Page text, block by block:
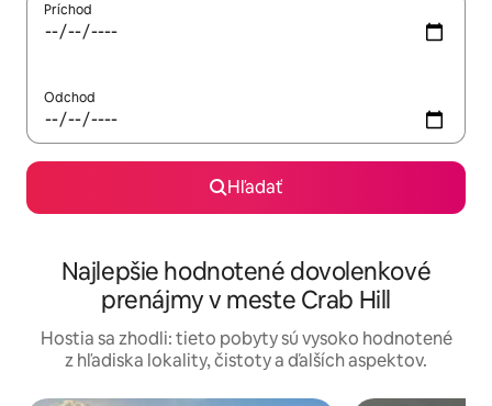
Príchod
Odchod
Hľadať
Najlepšie hodnotené dovolenkové
prenájmy v meste Crab Hill
Hostia sa zhodli: tieto pobyty sú vysoko hodnotené
z hľadiska lokality, čistoty a ďalších aspektov.